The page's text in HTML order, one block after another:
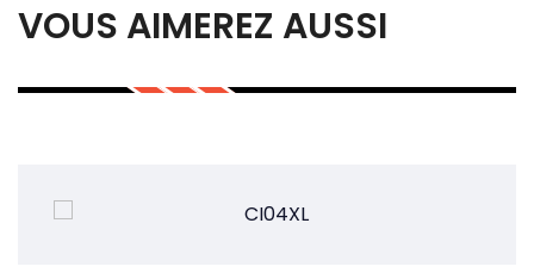
VOUS AIMEREZ AUSSI